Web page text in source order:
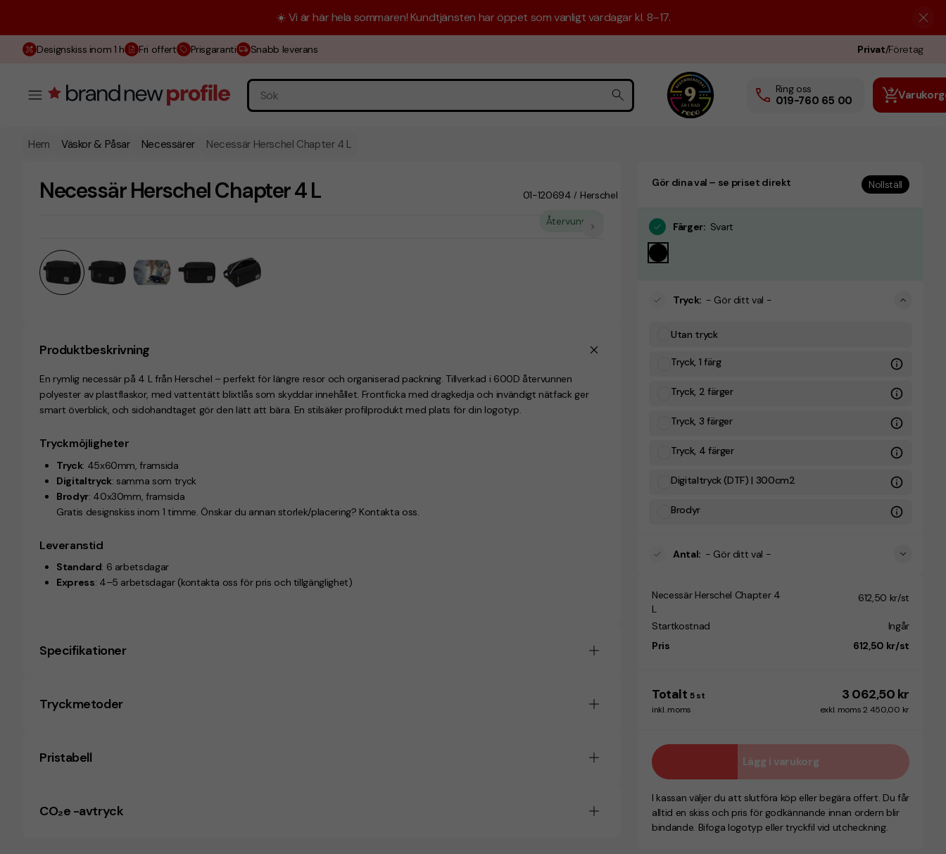
☀️ Vi är här hela sommaren! Kundtjänsten har öppet som vanligt vardagar kl. 8–17.
Designskiss inom 1 h Fri offert Prisgaranti Snabb leverans Privat/Företag
Ring oss
019-760 65 00
Hem Väskor & Påsar Necessärer Necessär Herschel Chapter 4 L
Necessär Herschel Chapter 4 L 01-120694 / Herschel
Återvunnet
Produktbeskrivning
En rymlig necessär på 4 L från Herschel – perfekt för längre resor och organiserad packning. Tillverkad i 600D återvunnen
polyester av plastflaskor, med vattentätt blixtlås som skyddar innehållet. Frontficka med dragkedja och invändigt nätfack ger
smart överblick, och sidohandtaget gör den lätt att bära. En stilsäker profilprodukt med plats för din logotyp.
Tryckmöjligheter
Tryck: 45x60mm, framsida
Digitaltryck: samma som tryck
Brodyr: 40x30mm, framsida
Gratis designskiss inom 1 timme. Önskar du annan storlek/placering? Kontakta oss.
Leveranstid
Standard: 6 arbetsdagar
Express: 4–5 arbetsdagar (kontakta oss för pris och tillgänglighet)
Specifikationer
Tryckmetoder
Pristabell
CO₂e -avtryck
Gör dina val – se priset direkt Nollställ
Färger: Svart
Tryck: - Gör ditt val -
Utan tryck
Tryck, 1 färg
Tryck, 2 färger
Tryck, 3 färger
Tryck, 4 färger
Digitaltryck (DTF) | 300cm2
Brodyr
Antal: - Gör ditt val -
Necessär Herschel Chapter 4
L
612,50 kr/st
Startkostnad
Ingår
Pris
612,50 kr/st
Totalt 5 st 3 062,50 kr
inkl. moms exkl. moms 2 450,00 kr
Lägg i varukorg
I kassan väljer du att slutföra köp eller begära offert. Du får
alltid en skiss och pris för godkännande innan ordern blir
bindande. Bifoga logotyp eller tryckfil vid utcheckning.